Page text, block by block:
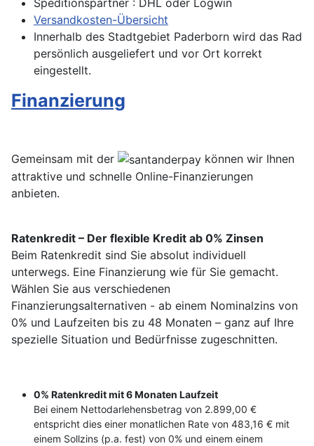
Versandkosten-Übersicht
Innerhalb des Stadtgebiet Paderborn wird das Rad
persönlich ausgeliefert und vor Ort korrekt
eingestellt.
Finanzierung
Gemeinsam mit der
können wir Ihnen
attraktive und schnelle Online-Finanzierungen
anbieten.
Ratenkredit – Der flexible Kredit ab 0% Zinsen
Beim Ratenkredit sind Sie absolut individuell
unterwegs. Eine Finanzierung wie für Sie gemacht.
Wählen Sie aus verschiedenen
Finanzierungsalternativen - ab einem Nominalzins von
0% und Laufzeiten bis zu 48 Monaten – ganz auf Ihre
spezielle Situation und Bedürfnisse zugeschnitten.
0% Ratenkredit mit 6 Monaten Laufzeit
Bei einem Nettodarlehensbetrag von 2.899,00 €
entspricht dies einer monatlichen Rate von 483,16 € mit
einem Sollzins (p.a. fest) von 0% und einem einem